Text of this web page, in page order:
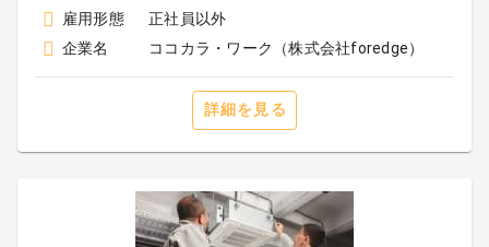
雇用形態
正社員以外
企業名
ココカラ・ワーク（株式会社foredge）
詳細を見る